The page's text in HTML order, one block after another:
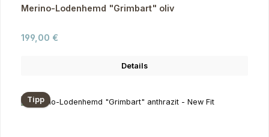
Merino-Lodenhemd "Grimbart" oliv
Regulärer Preis:
199,00 €
Details
Tipp